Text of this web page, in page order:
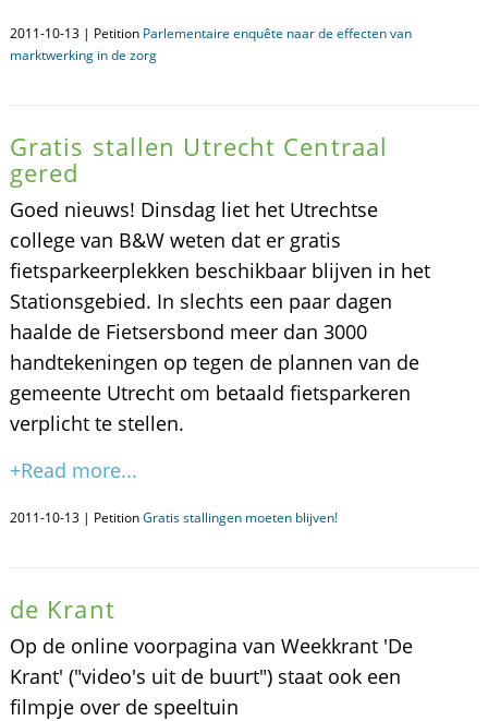
2011-10-13 | Petition Parlementaire enquête naar de effecten van
marktwerking in de zorg
Gratis stallen Utrecht Centraal
gered
Goed nieuws! Dinsdag liet het Utrechtse
college van B&W weten dat er gratis
fietsparkeerplekken beschikbaar blijven in het
Stationsgebied. In slechts een paar dagen
haalde de Fietsersbond meer dan 3000
handtekeningen op tegen de plannen van de
gemeente Utrecht om betaald fietsparkeren
verplicht te stellen.
+Read more...
2011-10-13 | PetitionGratis stallingen moeten blijven!
de Krant
Op de online voorpagina van Weekkrant 'De
Krant' ("video's uit de buurt") staat ook een
filmpje over de speeltuin